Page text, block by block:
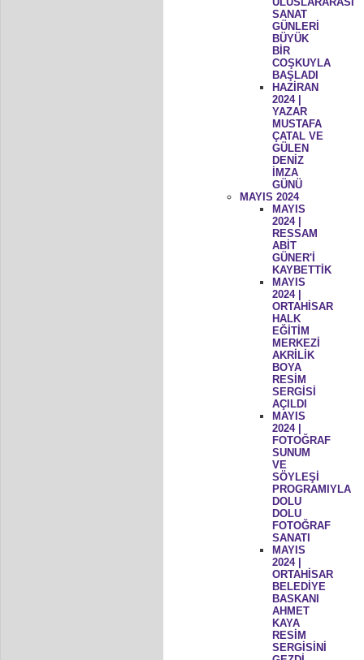
SANAT
GÜNLERİ
BÜYÜK
BİR
COŞKUYLA
BAŞLADI
HAZİRAN
2024 |
YAZAR
MUSTAFA
ÇATAL VE
GÜLEN
DENİZ
İMZA
GÜNÜ
MAYIS 2024
MAYIS
2024 |
RESSAM
ABİT
GÜNER'İ
KAYBETTİK
MAYIS
2024 |
ORTAHİSAR
HALK
EĞİTİM
MERKEZİ
AKRİLİK
BOYA
RESİM
SERGİSİ
AÇILDI
MAYIS
2024 |
FOTOĞRAF
SUNUM
VE
SÖYLEŞİ
PROGRAMIYLA
DOLU
DOLU
FOTOĞRAF
SANATI
MAYIS
2024 |
ORTAHİSAR
BELEDİYE
BASKANI
AHMET
KAYA
RESİM
SERGİSİNİ